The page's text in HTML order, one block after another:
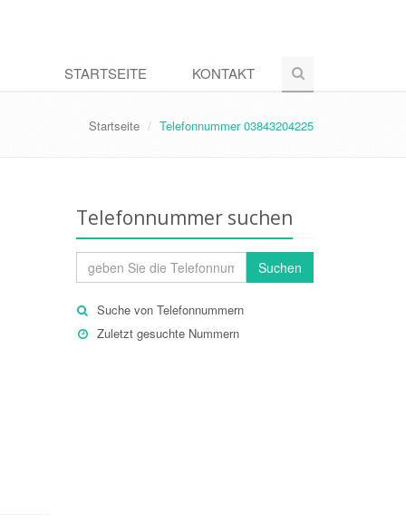
STARTSEITE KONTAKT
Startseite Telefonnummer 03843204225
Telefonnummer suchen
Suchen
Suche von Telefonnummern
Zuletzt gesuchte Nummern